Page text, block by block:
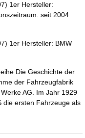
1er Hersteller:
seit 2004
1er Hersteller: BMW
Die Geschichte der
der Fahrzeugfabrik
AG. Im Jahr 1929
die ersten Fahrzeuge als